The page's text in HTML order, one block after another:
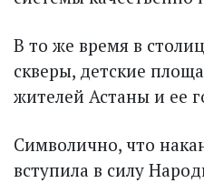
В то же время в
скверы, детские
жителей Астаны и ее
Символично, что
вступила в силу